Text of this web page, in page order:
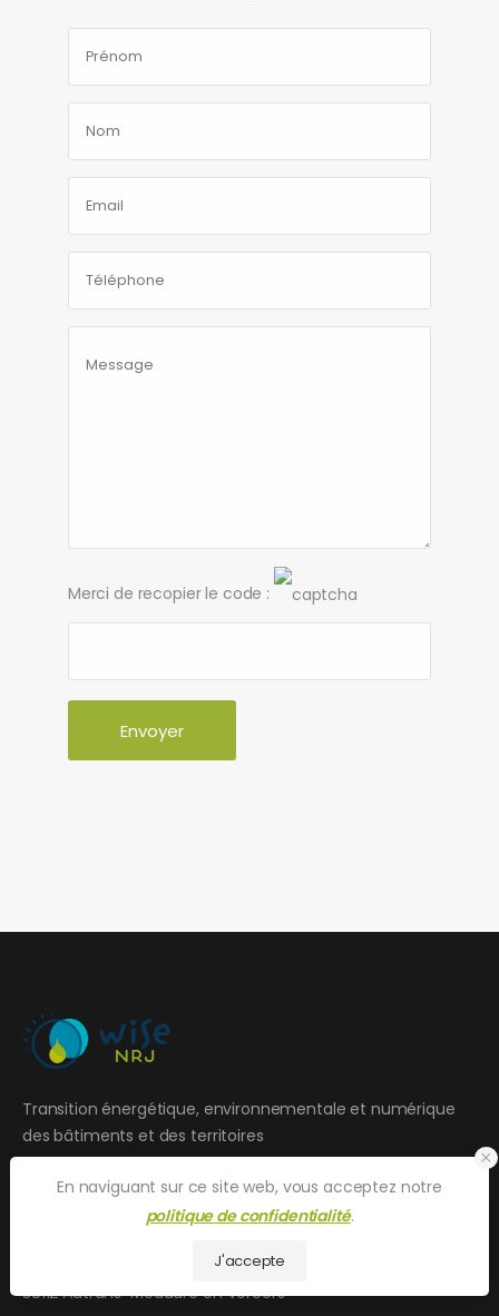
Merci de recopier le code :
Envoyer
Transition énergétique, environnementale et numérique
des bâtiments et des territoires
Nous contacter
928 route des Colombets
38112 Autrans-Méaudre en Vercors
En naviguant sur ce site web, vous acceptez notre
politique de confidentialité.
J'accepte